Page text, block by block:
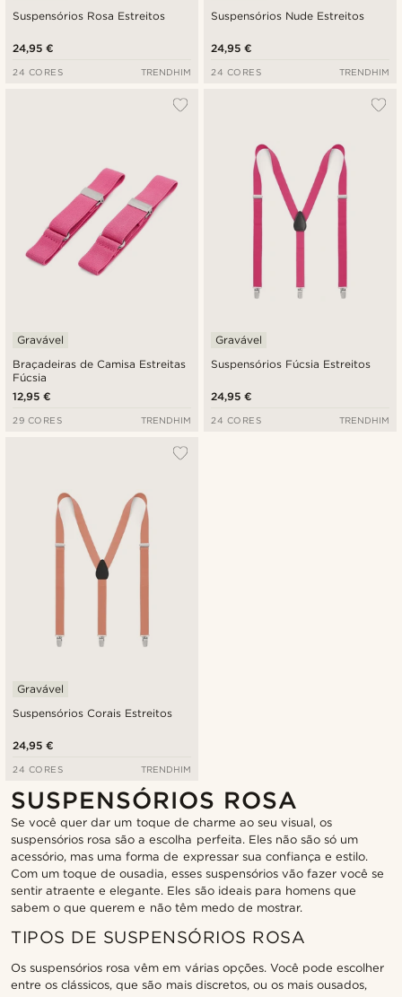
Suspensórios Rosa Estreitos
24,95 €
24 CORES TRENDHIM
Suspensórios Nude Estreitos
24,95 €
24 CORES TRENDHIM
Braçadeiras de Camisa Estreitas
Fúcsia
Gravável
12,95 €
29 CORES TRENDHIM
Suspensórios Fúcsia Estreitos
Gravável
24,95 €
24 CORES TRENDHIM
Suspensórios Corais Estreitos
Gravável
24,95 €
24 CORES TRENDHIM
SUSPENSÓRIOS ROSA
Se você quer dar um toque de charme ao seu visual, os
suspensórios rosa são a escolha perfeita. Eles não são só um
acessório, mas uma forma de expressar sua confiança e estilo.
Com um toque de ousadia, esses suspensórios vão fazer você se
sentir atraente e elegante. Eles são ideais para homens que
sabem o que querem e não têm medo de mostrar.
TIPOS DE SUSPENSÓRIOS ROSA
Os suspensórios rosa vêm em várias opções. Você pode escolher
entre os clássicos, que são mais discretos, ou os mais ousados,